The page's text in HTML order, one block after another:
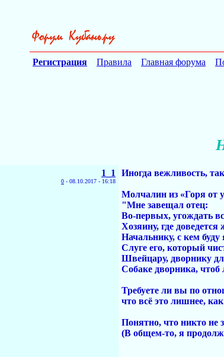
Регистрация Правила Главная форума
1_1
0 - 08.10.2017 - 16:18
Иногда вежливость,
Молчалин из «Горя от
"Мне завещал отец:
Во-первых, угождать
Хозяину, где доведется
Начальнику, с кем буду
Слуге его, который
Швейцару, дворнику
Собаке дворника,
Требуете ли вы по
что всё это лишнее,
Понятно, что никто не
(В общем-то, я